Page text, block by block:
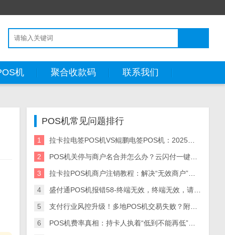
机 聚合收款码 联系我们
POS机常见问题排行
1 拉卡拉电签POS机VS鲲鹏电签POS机：2025款全面对比，哪款更适配你的需求？
2 POS机关停与商户名合并怎么办？云闪付一键注销闲置机器教程
3 拉卡拉POS机商户注销教程：解决“无效商户”等错误问题
4 盛付通POS机报错58-终端无效，终端无效，请联系收单行或银联，发下方不介许该卡在本终端进行
5 支付行业风控升级！多地POS机交易失败？附报错解决+银盛设备升级全流程
6 POS机费率真相：持卡人执着“低到不能再低”，警惕这些陷阱！